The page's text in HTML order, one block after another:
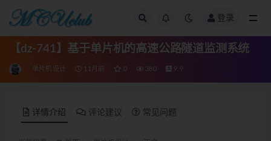
登录
【dz-741】基于单片机的高速公路隧道监测系统
单片机设计 11月前 0 380 9.9
详情介绍 评论建议 常见问题